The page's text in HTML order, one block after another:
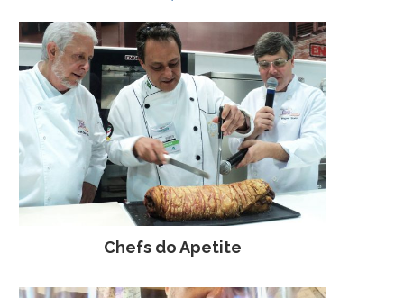
Chefs do Apetite